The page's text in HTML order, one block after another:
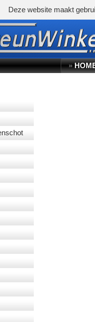
»
Deze website maakt